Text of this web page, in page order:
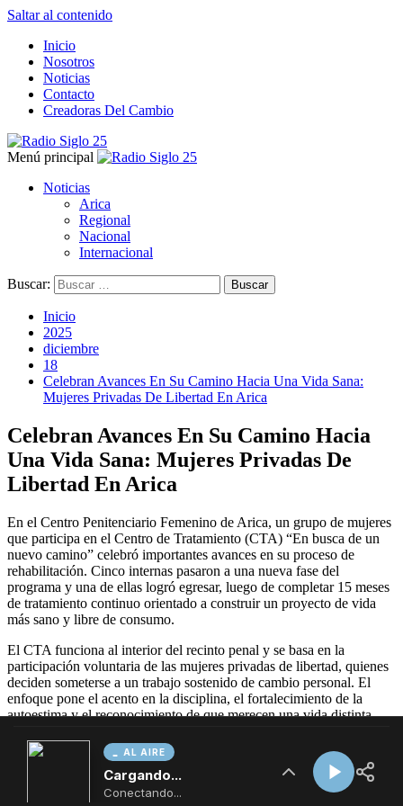
AL AIRE
Cargando...
Conectando...